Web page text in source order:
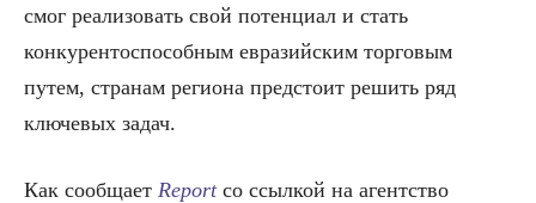
смог реализовать свой потенциал и стать
конкурентоспособным евразийским торговым
путем, странам региона предстоит решить ряд
ключевых задач.
Как сообщает Reportсо ссылкой на агентство